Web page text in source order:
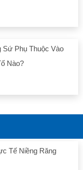
Sứ Phụ Thuộc Vào
Nào?
Tế Niềng Răng